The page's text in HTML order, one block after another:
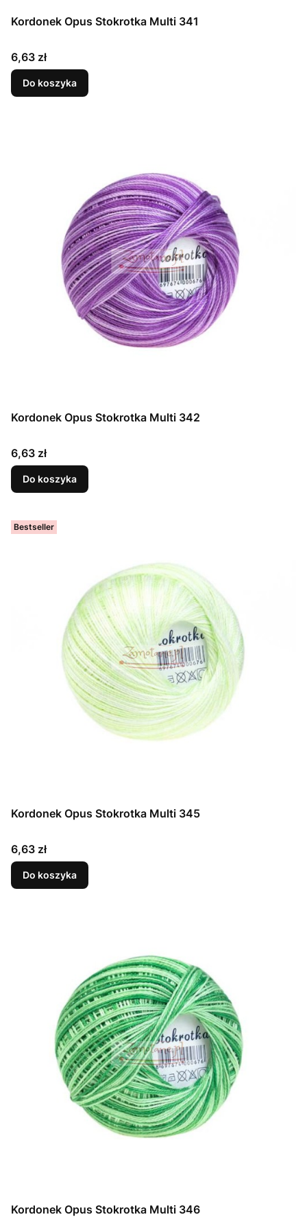
Kordonek Opus Stokrotka Multi 341
Cena
6,63 zł
Do koszyka
Kordonek Opus Stokrotka Multi 342
Cena
6,63 zł
Do koszyka
Bestseller
Kordonek Opus Stokrotka Multi 345
Cena
6,63 zł
Do koszyka
Kordonek Opus Stokrotka Multi 346